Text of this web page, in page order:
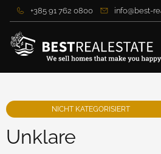
+385 91 762 0800 info@best-
NICHT KATEGORISIERT
Unklare